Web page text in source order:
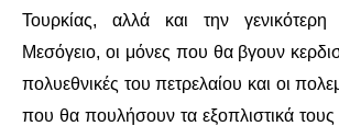
ΑΦΡΙΚΉ
ΕΡΓΑΤΙΚΌ ΚΊΝΗΜΑ
Τουρκίας, αλλά και την γενικότερη
Μεσόγειο, οι μόνες που θα βγουν
πολυεθνικές του πετρελαίου και οι
που θα πουλήσουν τα εξοπλιστικά